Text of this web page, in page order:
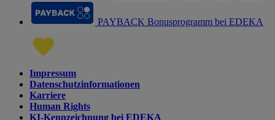
PAYBACK Bonusprogramm bei EDEKA
Impressum
Datenschutzinformationen
Karriere
Human Rights
KI-Kennzeichnung bei EDEKA